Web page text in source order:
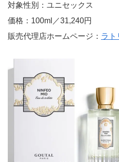
対象性別：ユニセックス
価格：100ml／31,240円
販売代理店ホームページ： ラト